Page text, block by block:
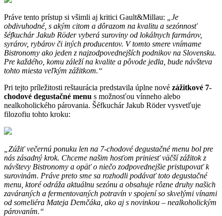
Práve tento prístup si všimli aj kritici Gault&Millau:
„Je
obdivuhodné, s akým citom a dôrazom na kvalitu a sezónnosť
šéfkuchár Jakub Röder vyberá suroviny od lokálnych farmárov,
syrárov, rybárov či iných producentov. V tomto smere vnímame
Bistronomy ako jeden z najzodpovednejších podnikov na Slovensku.
Pre každého, komu záleží na kvalite a pôvode jedla, bude návšteva
tohto miesta veľkým zážitkom.“
Pri tejto príležitosti reštaurácia predstavila úplne nové zážitkové 7-
chodové degustačné menu s možnosťou vínneho alebo
nealkoholického párovania. Šéfkuchár Jakub Röder vysvetľuje
filozofiu tohto kroku:
„Zúžiť večernú ponuku len na 7-chodové degustačné menu bol pre
nás zásadný krok. Chceme našim hosťom priniesť väčší zážitok z
návštevy Bistronomy a opäť o niečo zodpovednejšie pristupovať k
surovinám. Práve preto sme sa rozhodli podávať toto degustačné
menu, ktoré odráža aktuálnu sezónu a obsahuje rôzne druhy našich
zaváraných a fermentovaných potravín v spojení so skvelými vínami
od someliéra Mateja Demčáka, ako aj s novinkou – nealkoholickým
párovaním.“